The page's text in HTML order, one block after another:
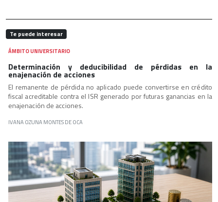
Te puede interesar
ÁMBITO UNIVERSITARIO
Determinación y deducibilidad de pérdidas en la
enajenación de acciones
El remanente de pérdida no aplicado puede convertirse en crédito
fiscal acreditable contra el ISR generado por futuras ganancias en la
enajenación de acciones.
IVANA OZUNA MONTES DE OCA